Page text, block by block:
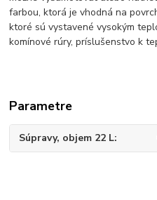
farbou, ktorá je vhodná na
ktoré sú vystavené vysokým
komínové rúry, príslušenstvo k
Parametre
Súpravy, objem 22 L